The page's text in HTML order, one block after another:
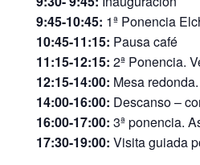
9:45-10:45: 1ª Ponencia
10:45-11:15: Pausa café
11:15-12:15: 2ª Ponencia.
12:15-14:00: Mesa
14:00-16:00: Descanso –
16:00-17:00: 3ª ponencia.
17:30-19:00: Visita guiada